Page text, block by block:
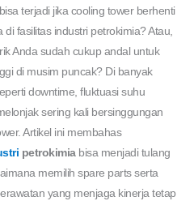
terjadi jika cooling tower berhenti
fasilitas industri petrokimia? Atau,
Anda sudah cukup andal untuk
di musim puncak? Di banyak
downtime, fluktuasi suhu
sering kali bersinggungan
Artikel ini membahas
petrokimiabisa menjadi tulang
memilih spare parts serta
yang menjaga kinerja tetap